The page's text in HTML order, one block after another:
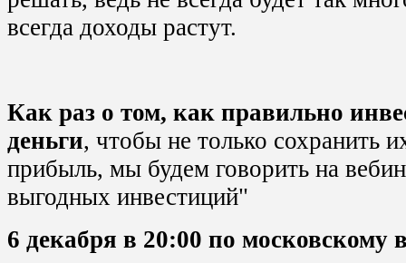
всегда доходы растут.
Как раз о том, как правильно
деньги, чтобы не только сохранить
прибыль, мы будем говорить на
выгодных инвестиций"
6 декабря в 20:00 по московскому